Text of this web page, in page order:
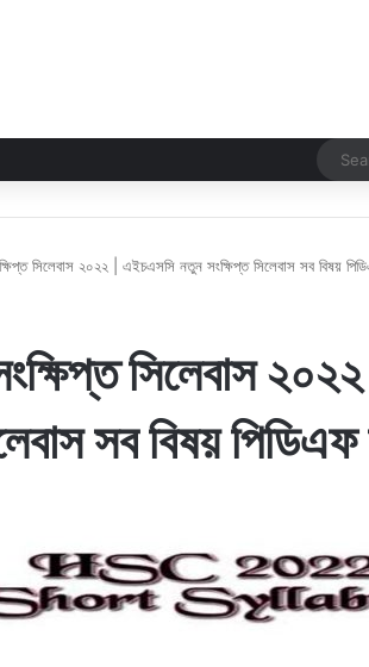
সিলেবাস ২০২২ | এইচএসসি নতুন সংক্ষিপ্ত সিলেবাস সব বিষয়
সিলেবাস
সব বিষয়